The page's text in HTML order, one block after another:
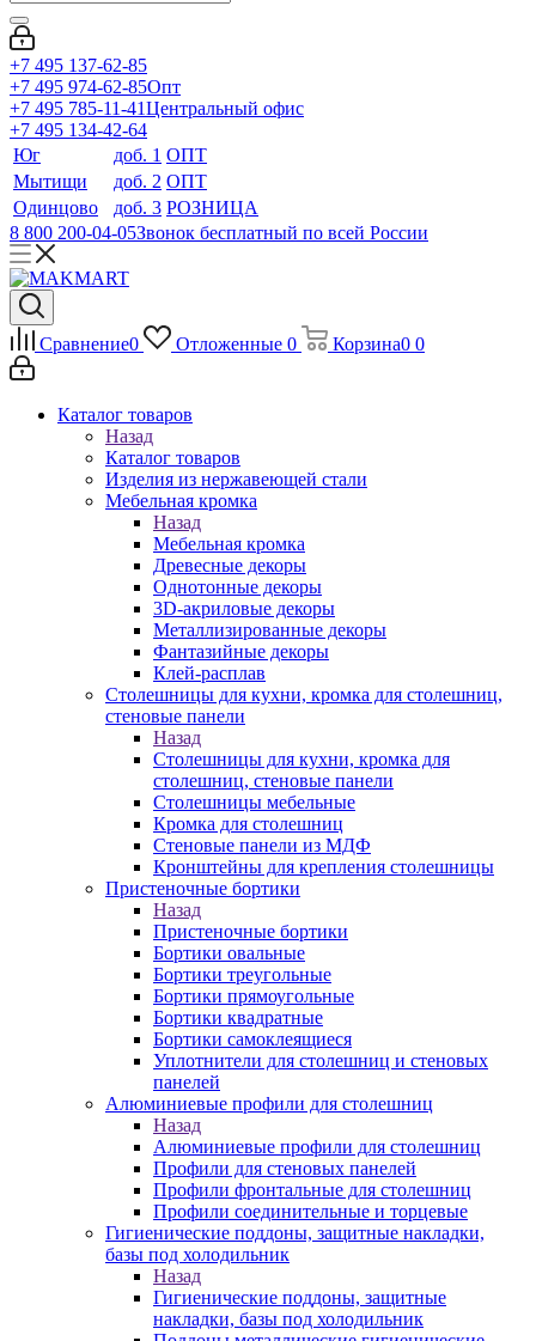
+7 495 137-62-85
+7 495 974-62-85Опт
+7 495 785-11-41Центральный офис
+7 495 134-42-64
Юг
доб. 1 ОПТ
Мытищи
доб. 2 ОПТ
Одинцово
доб. 3 РОЗНИЦА
8 800 200-04-05Звонок бесплатный по всей России
Сравнение0 Отложенные 0 Корзина0 0
Каталог товаров
Назад
Каталог товаров
Изделия из нержавеющей стали
Мебельная кромка
Назад
Мебельная кромка
Древесные декоры
Однотонные декоры
3D-акриловые декоры
Металлизированные декоры
Фантазийные декоры
Клей-расплав
Столешницы для кухни, кромка для столешниц,
стеновые панели
Назад
Столешницы для кухни, кромка для
столешниц, стеновые панели
Столешницы мебельные
Кромка для столешниц
Стеновые панели из МДФ
Кронштейны для крепления столешницы
Пристеночные бортики
Назад
Пристеночные бортики
Бортики овальные
Бортики треугольные
Бортики прямоугольные
Бортики квадратные
Бортики самоклеящиеся
Уплотнители для столешниц и стеновых
панелей
Алюминиевые профили для столешниц
Назад
Алюминиевые профили для столешниц
Профили для стеновых панелей
Профили фронтальные для столешниц
Профили соединительные и торцевые
Гигиенические поддоны, защитные накладки,
базы под холодильник
Назад
Гигиенические поддоны, защитные
накладки, базы под холодильник